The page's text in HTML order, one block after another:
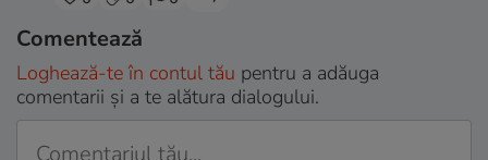
Comentează
Loghează-te în contul tău pentru a adăuga
comentarii și a te alătura dialogului.